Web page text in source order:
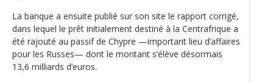
La banque a ensuite publié sur son site le rapport corrigé,
dans lequel le prêt initialement destiné à la Centrafrique a
été rajouté au passif de Chypre —important lieu d’affaires
pour les Russes— dont le montant s‘élève désormais
13,6 milliards d’euros.